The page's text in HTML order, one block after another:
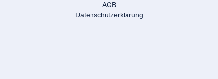
AGB
Datenschutzerklärung